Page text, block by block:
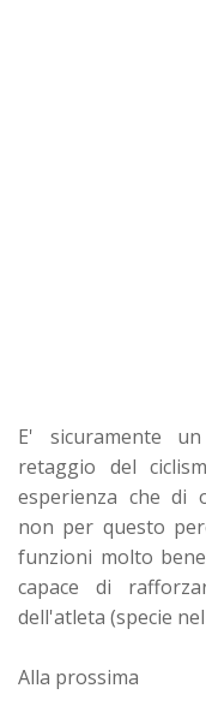
E' sicuramente
retaggio del
esperienza che di
non per questo
funzioni molto
capace di
dell'atleta (specie
Alla prossima